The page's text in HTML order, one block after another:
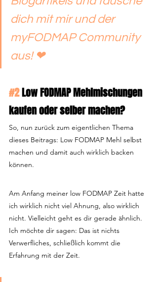
dich mit mir und der
myFODMAP Community
aus! ❤
#2 Low FODMAP Mehlmischungen
kaufen oder selber machen?
So, nun zurück zum eigentlichen Thema
dieses Beitrags: Low FODMAP Mehl selbst
machen und damit auch wirklich backen
können.
Am Anfang meiner low FODMAP Zeit hatte
ich wirklich nicht viel Ahnung, also wirklich
nicht. Vielleicht geht es dir gerade ähnlich.
Ich möchte dir sagen: Das ist nichts
Verwerfliches, schließlich kommt die
Erfahrung mit der Zeit.